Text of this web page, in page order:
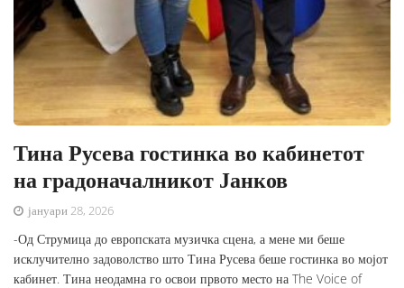
Тина Русева гостинка во кабинетот
на градоначалникот Јанков
јануари 28, 2026
-Од Струмица до европската музичка сцена, а мене ми беше
исклучително задоволство што Тина Русева беше гостинка во мојот
кабинет. Тина неодамна го освои првото место на The Voice of